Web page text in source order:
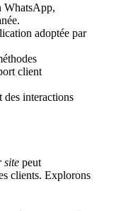
WhatsApp,
adoptée par
client
des interactions
site peut
clients. Explorons